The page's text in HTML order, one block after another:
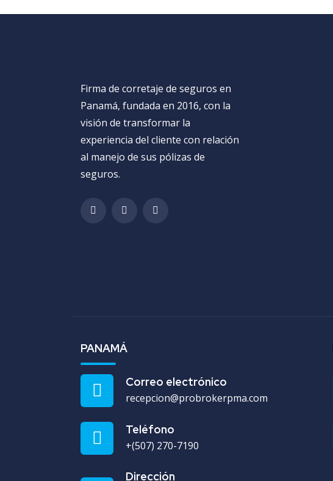
Firma de corretaje de seguros en
Panamá, fundada en 2016, con la
visión de transformar la
experiencia del cliente con relación
al manejo de sus pólizas de
seguros.
PANAMÁ
Correo electrónico
recepcion@probrokerpma.com
Teléfono
+(507) 270-7190
Dirección